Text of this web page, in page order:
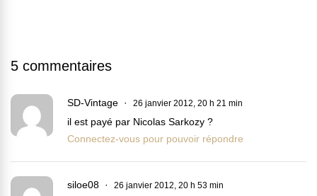
5 commentaires
SD-Vintage 26 janvier 2012, 20 h 21 min
il est payé par Nicolas Sarkozy ?
Connectez-vous pour pouvoir répondre
siloe08 26 janvier 2012, 20 h 53 min